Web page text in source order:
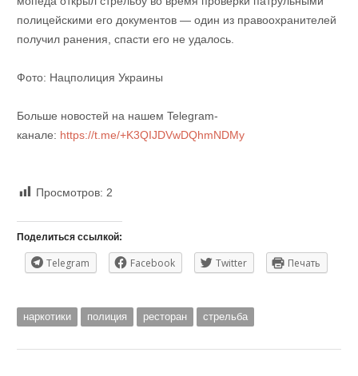
полицейскими его документов — один из правоохранителей
получил ранения, спасти его не удалось.
Фото: Нацполиция Украины
Больше новостей на нашем Telegram-
канале: https://t.me/+K3QIJDVwDQhmNDMy
Просмотров: 2
Поделиться ссылкой:
Telegram Facebook Twitter Печать
наркотики полиция ресторан стрельба